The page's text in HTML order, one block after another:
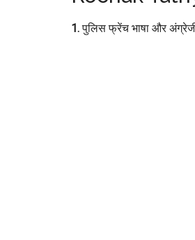
1.पुलिस फ्रेंच भाषा और अंग्रेजी